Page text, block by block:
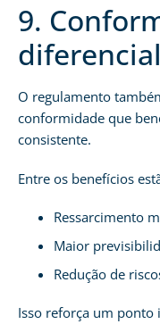
9.
O regulamento
conformidade que
consistente.
Entre os benefícios
Ressarcimento
Maior
Redução de
Isso reforça um